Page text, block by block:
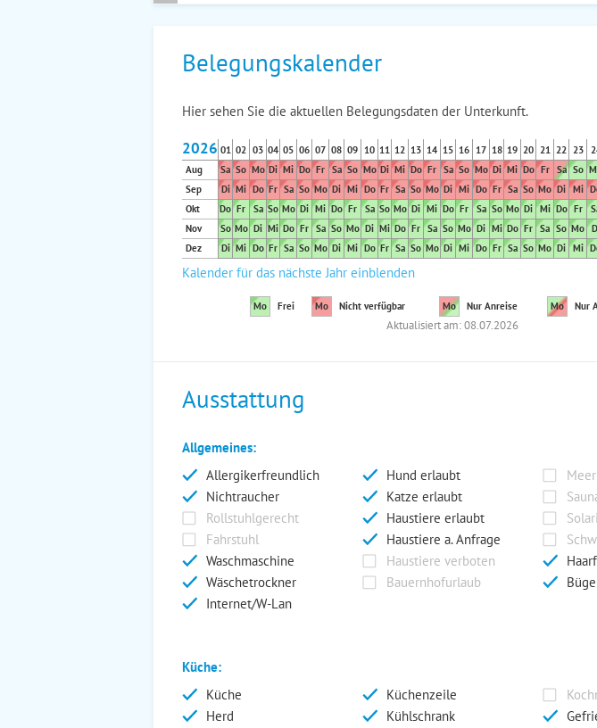
Belegungskalender
Hier sehen Sie die aktuellen Belegungsdaten der Unterkunft.
2026 01 02 03 04 05 06 07 08 09 10 11 12 13 14 15 16 17 18 19 20 21 22 23
Aug
Sa So Mo Di Mi Do Fr Sa So Mo Di Mi Do Fr Sa So Mo Di Mi Do Fr Sa So
Sep
Di Mi Do Fr Sa So Mo Di Mi Do Fr Sa So Mo Di Mi Do Fr Sa So Mo Di Mi
Okt
Do Fr Sa So Mo Di Mi Do Fr Sa So Mo Di Mi Do Fr Sa So Mo Di Mi Do Fr
Nov
So Mo Di Mi Do Fr Sa So Mo Di Mi Do Fr Sa So Mo Di Mi Do Fr Sa So Mo
Dez
Di Mi Do Fr Sa So Mo Di Mi Do Fr Sa So Mo Di Mi Do Fr Sa So Mo Di Mi
Kalender für das nächste Jahr einblenden
Mo Frei Mo Nicht verfügbar Mo Nur Anreise Mo Nur
Aktualisiert am: 08.07.2026
Ausstattung
Allgemeines:
Allergikerfreundlich
Hund erlaubt
Nichtraucher
Katze erlaubt
Rollstuhlgerecht
Haustiere erlaubt
Fahrstuhl
Haustiere a. Anfrage
Waschmaschine
Haustiere verboten
Wäschetrockner
Bauernhofurlaub
Internet/W-Lan
Küche:
Küche
Küchenzeile
Herd
Kühlschrank